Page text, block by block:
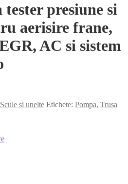
presiune si
aerisire frane,
AC si sistem
Scule si unelte Etichete: Pompa, Trusa